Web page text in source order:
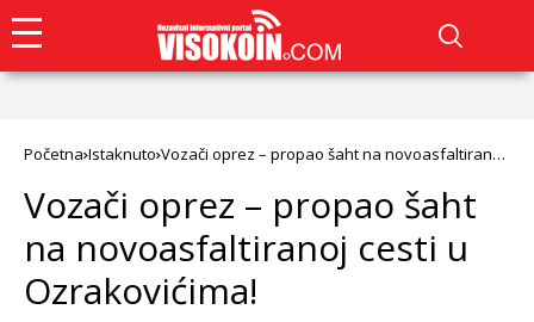
Početna Istaknuto Vozači oprez – propao šaht na novoasfaltiranoj
Vozači oprez – propao šaht
na novoasfaltiranoj cesti u
Ozrakovićima!